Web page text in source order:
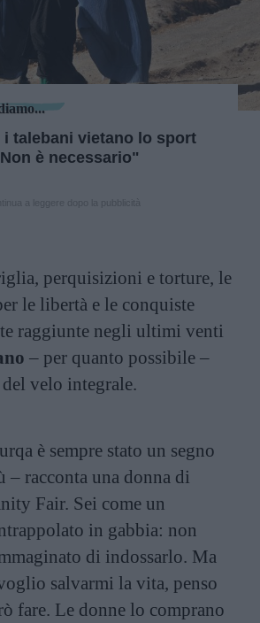
i talebani vietano lo sport
è necessario"
perquisizioni e torture, le
le libertà e le conquiste
raggiunte negli ultimi venti
– per quanto possibile –
velo integrale.
è sempre stato un segno
– racconta una donna di
Fair. Sei come un
in gabbia: non
di indossarlo. Ma
salvarmi la vita, penso
fare. Le donne lo comprano